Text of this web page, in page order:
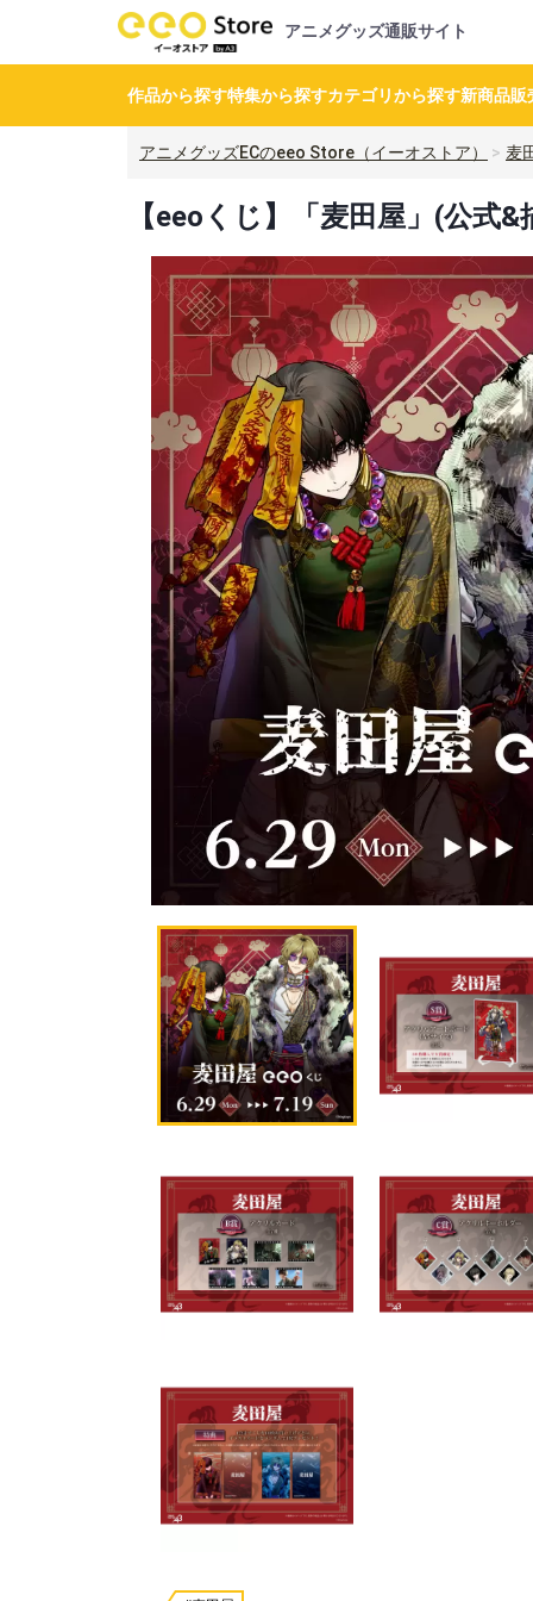
アニメグッズ通販サイト
作品から探す特集から探すカテゴリから探す新商品販
アニメグッズECのeeo Store（イーオストア） 麦
【eeoくじ】「麦田屋」(公式